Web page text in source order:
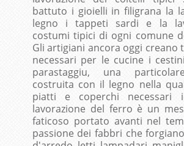
battuto i gioielli in filigrana la
legno i tappeti sardi e la
costumi tipici di ogni comune
Gli artigiani ancora oggi creano
necessari per le cucine i
parastaggiu, una
costruita con il legno nella
piatti e coperchi necessari
lavorazione del ferro è un
faticoso portato avanti nel
passione dei fabbri che